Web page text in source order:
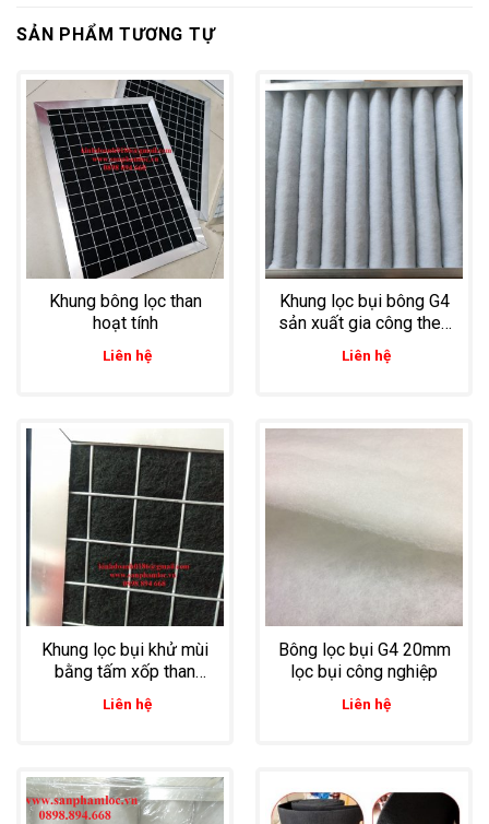
SẢN PHẨM TƯƠNG TỰ
Khung bông lọc than
hoạt tính
Liên hệ
Khung lọc bụi bông G4
sản xuất gia công theo
yêu cầu
Liên hệ
Khung lọc bụi khử mùi
bằng tấm xốp than
hoạt tính dùng trong
công nghiệp
Liên hệ
Bông lọc bụi G4 20mm
lọc bụi công nghiệp
Liên hệ